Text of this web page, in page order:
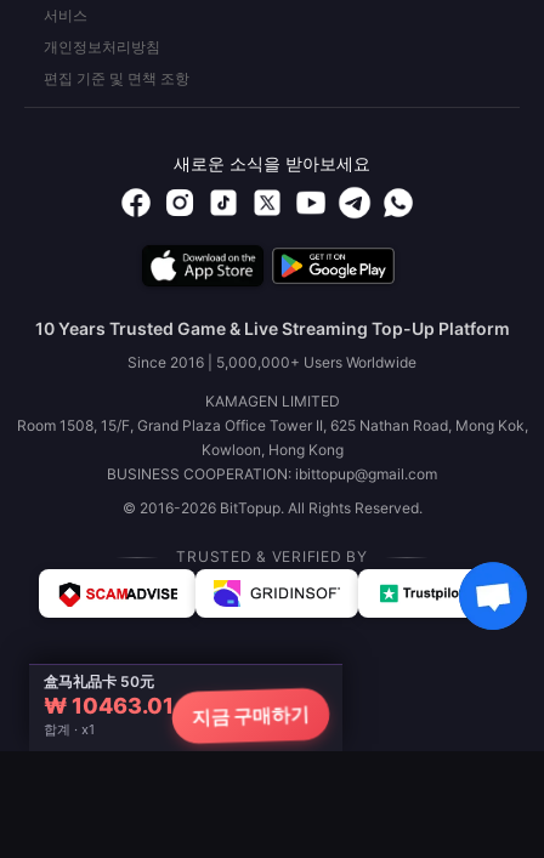
盒马礼品卡 50元
₩ 10463.01
합계 · x1
지금 구매하기
서비스
개인정보처리방침
편집 기준 및 면책 조항
새로운 소식을 받아보세요
10 Years Trusted Game & Live Streaming Top-Up Platform
Since 2016 | 5,000,000+ Users Worldwide
KAMAGEN LIMITED
Room 1508, 15/F, Grand Plaza Office Tower II, 625 Nathan Road, Mong Kok,
Kowloon, Hong Kong
BUSINESS COOPERATION: ibittopup@gmail.com
© 2016-2026 BitTopup. All Rights Reserved.
TRUSTED & VERIFIED BY